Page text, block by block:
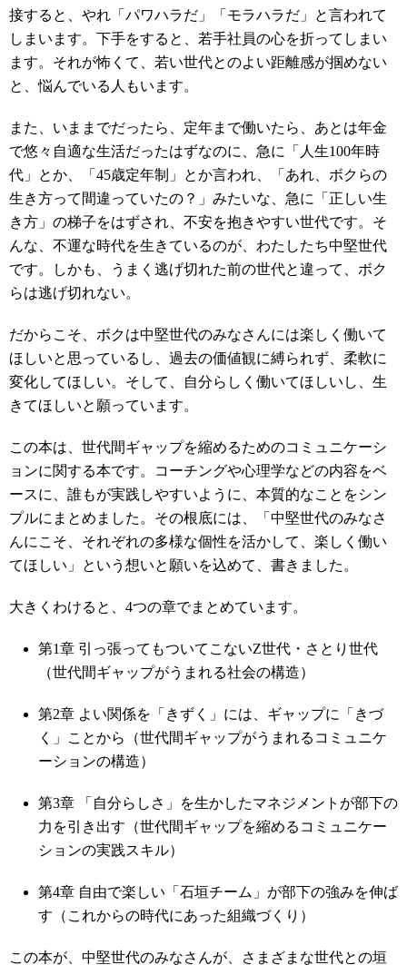
接すると、やれ「パワハラだ」「モラハラだ」と言われて
しまいます。下手をすると、若手社員の心を折ってしまい
ます。それが怖くて、若い世代とのよい距離感が掴めない
と、悩んでいる人もいます。
また、いままでだったら、定年まで働いたら、あとは年金
で悠々自適な生活だったはずなのに、急に「人生100年時
代」とか、「45歳定年制」とか言われ、「あれ、ボクらの
生き方って間違っていたの？」みたいな、急に「正しい生
き方」の梯子をはずされ、不安を抱きやすい世代です。そ
んな、不運な時代を生きているのが、わたしたち中堅世代
です。しかも、うまく逃げ切れた前の世代と違って、ボク
らは逃げ切れない。
だからこそ、ボクは中堅世代のみなさんには楽しく働いて
ほしいと思っているし、過去の価値観に縛られず、柔軟に
変化してほしい。そして、自分らしく働いてほしいし、生
きてほしいと願っています。
この本は、世代間ギャップを縮めるためのコミュニケーシ
ョンに関する本です。コーチングや心理学などの内容をベ
ースに、誰もが実践しやすいように、本質的なことをシン
プルにまとめました。その根底には、「中堅世代のみなさ
んにこそ、それぞれの多様な個性を活かして、楽しく働い
てほしい」という想いと願いを込めて、書きました。
大きくわけると、4つの章でまとめています。
第1章 引っ張ってもついてこないZ世代・さとり世代
（世代間ギャップがうまれる社会の構造）
第2章 よい関係を「きずく」には、ギャップに「きづ
く」ことから（世代間ギャップがうまれるコミュニケ
ーションの構造）
第3章 「自分らしさ」を生かしたマネジメントが部下の
力を引き出す（世代間ギャップを縮めるコミュニケー
ションの実践スキル）
第4章 自由で楽しい「石垣チーム」が部下の強みを伸ば
す（これからの時代にあった組織づくり）
この本が、中堅世代のみなさんが、さまざまな世代との垣